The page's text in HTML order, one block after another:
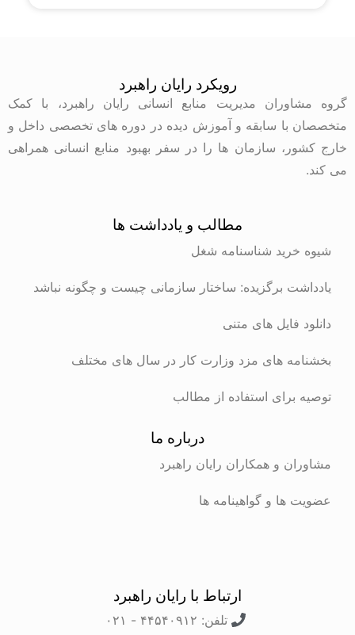
رویکرد رایان راهبرد
گروه مشاوران مدیریت منابع انسانی رایان راهبرد، با کمک
متخصصان با سابقه و آموزش دیده در دوره های تخصصی داخل و
خارج کشور، سازمان ها را در سفر بهبود منابع انسانی همراهی
می کند.
مطالب و یادداشت ها
شیوه خرید شناسنامه شغل
یادداشت برگزیده: ساختار سازمانی چیست و چگونه نباشد
دانلود فایل های متنی
بخشنامه های مزد وزارت کار در سال های مختلف
توصیه برای استفاده از مطالب
درباره ما
مشاوران و همکاران رایان راهبرد
عضویت ها و گواهینامه ها
ارتباط با رایان راهبرد
تلفن: ۴۴۵۴۰۹۱۲ - ۰۲۱